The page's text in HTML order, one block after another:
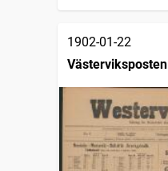
1902-01-22
Västerviksposten